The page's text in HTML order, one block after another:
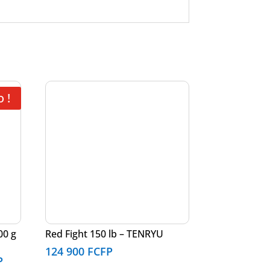
!
g
Le
Red Fight 150 lb – TENRYU
124 900 FCFP